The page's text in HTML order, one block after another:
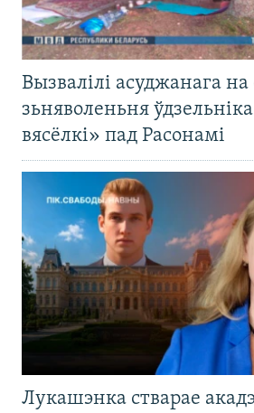
Вызвалілі асуджанага
зьняволеньня
вясёлкі» пад Расонамі
Лукашэнка стварае